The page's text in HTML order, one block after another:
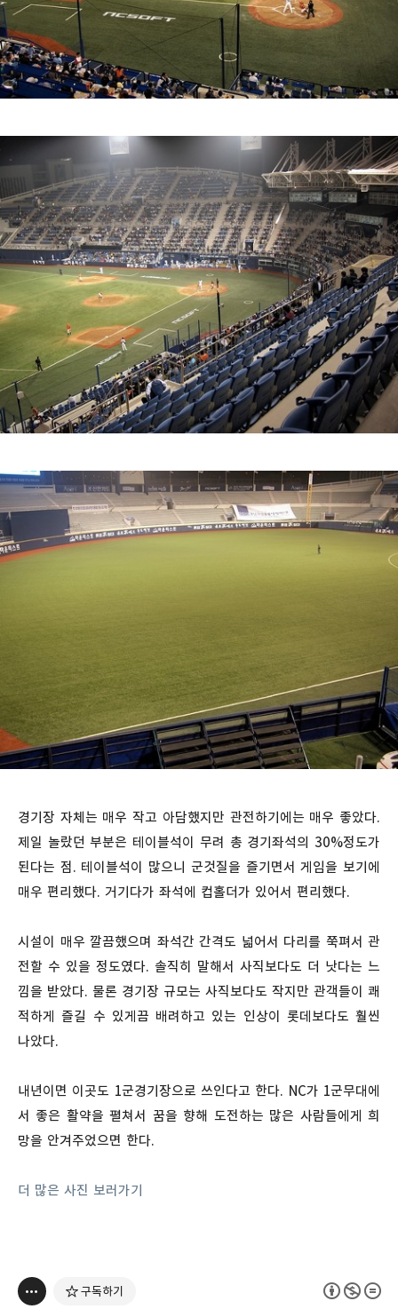
경기장 자체는 매우 작고 아담했지만 관전하기에는 매우 좋았다.
제일 놀랐던 부분은 테이블석이 무려 총 경기좌석의 30%정도가
된다는 점. 테이블석이 많으니 군것질을 즐기면서 게임을 보기에
매우 편리했다. 거기다가 좌석에 컵홀더가 있어서 편리했다.
시설이 매우 깔끔했으며 좌석간 간격도 넓어서 다리를 쭉펴서 관
전할 수 있을 정도였다. 솔직히 말해서 사직보다도 더 낫다는 느
낌을 받았다. 물론 경기장 규모는 사직보다도 작지만 관객들이 쾌
적하게 즐길 수 있게끔 배려하고 있는 인상이 롯데보다도 훨씬
나았다.
내년이면 이곳도 1군경기장으로 쓰인다고 한다. NC가 1군무대에
서 좋은 활약을 펼쳐서 꿈을 향해 도전하는 많은 사람들에게 희
망을 안겨주었으면 한다.
더 많은 사진 보러가기
구독하기